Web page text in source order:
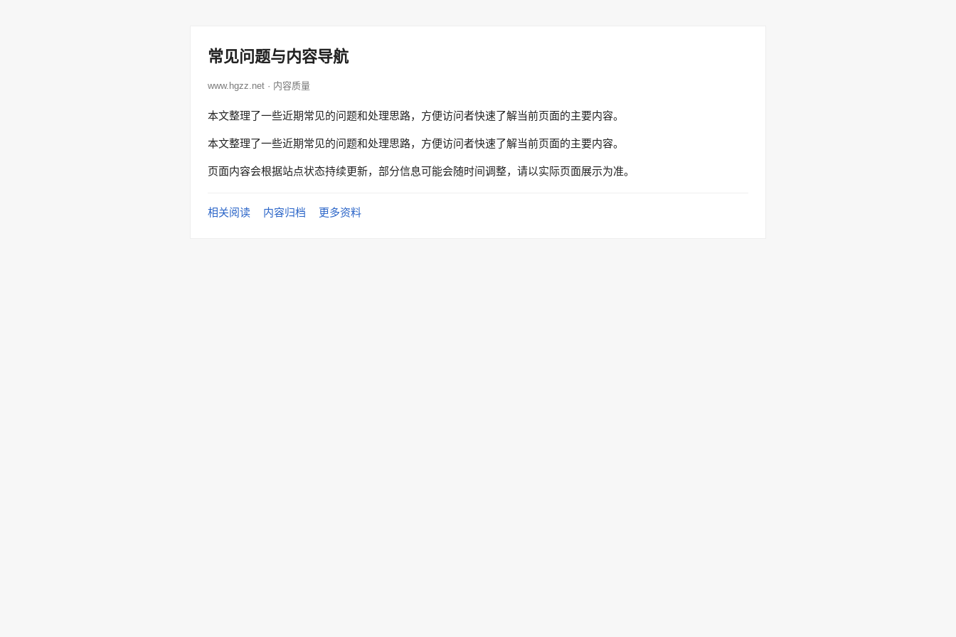
常见问题与内容导航
www.hgzz.net · 内容质量
本文整理了一些近期常见的问题和处理思路，方便访问者快速了解当前页面的主要内容。
本文整理了一些近期常见的问题和处理思路，方便访问者快速了解当前页面的主要内容。
页面内容会根据站点状态持续更新，部分信息可能会随时间调整，请以实际页面展示为准。
相关阅读 内容归档 更多资料